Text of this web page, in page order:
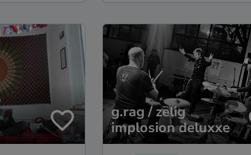
g.rag / zelig
implosion deluxxe